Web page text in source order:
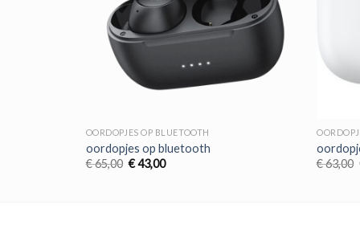
OORDOPJES OP BLUETOOTH
oordopjes op bluetooth
€65,00 Oorspronkelijke
€43,00Huidige
€63,00